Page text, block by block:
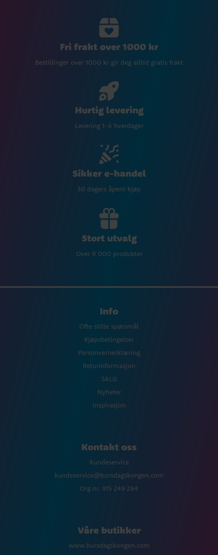
Fri frakt over 1000 kr
Bestillinger over 1000 kr gir deg alltid gratis frakt
Hurtig levering
Levering 1-6 hverdager
Sikker e-handel
30 dagers åpent kjøp
Stort utvalg
Over 9 000 produkter
Info
Ofte stilte spørsmål
Kjøpsbetingelser
Personvernerklæring
Returinformasjon
SALG
Nyheter
Inspirasjon
Kontakt oss
Kundeservice
kundeservice@bursdagskongen.com
Org.nr. 915 249 264
Våre butikker
www.bursdagskongen.com